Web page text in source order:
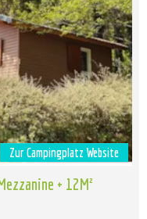
Zur Campingplatz Website
+ 12M²